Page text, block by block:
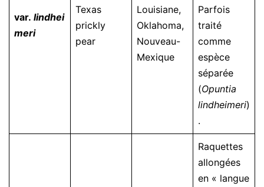
var. lindhei
meri
Texas
prickly
pear
Louisiane,
Oklahoma,
Nouveau-
Mexique
Parfois
traité
comme
espèce
séparée
(Opuntia
lindheimeri)
.
Raquettes
allongées
en « langue